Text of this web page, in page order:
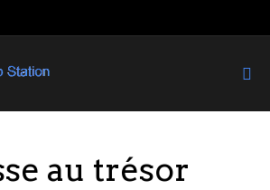
au trésor